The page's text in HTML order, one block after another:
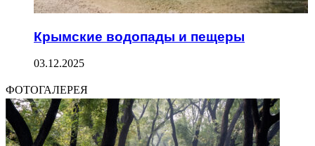
Крымские водопады и пещеры
03.12.2025
ФОТОГАЛЕРЕЯ